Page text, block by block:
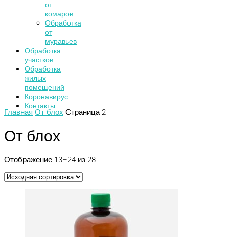
от
комаров
Обработка
от
муравьев
Обработка
участков
Обработка
жилых
помещений
Коронавирус
Контакты
Главная От блох Страница 2
От блох
Отображение 13–24 из 28